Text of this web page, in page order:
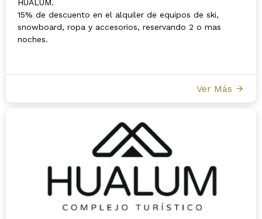
HUALUM.
15% de descuento en el alquiler de equipos de ski,
snowboard, ropa y accesorios, reservando 2 o mas
noches.
mejor equipo.
Café de cortesía con la devolución del equipo.
Ver Más